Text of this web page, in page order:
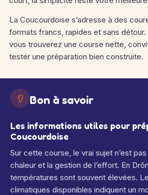
La Coucourdoise s’adresse à des
formats francs, rapides et sans détour.
vous trouverez une course nette,
tester une préparation bien construite.
Bon à savoir
Les informations utiles pour
Coucourdoise
Sur cette course, le vrai sujet n’est
chaleur et la gestion de l’effort. En
températures sont souvent élevées.
climatiques disponibles indiquent un